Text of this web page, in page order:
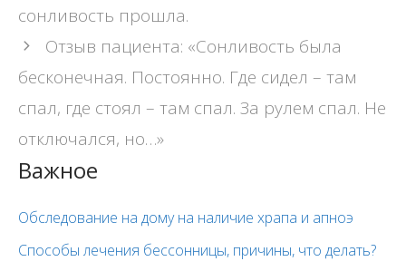
сонливость прошла.
Отзыв пациента: «Сонливость была
бесконечная. Постоянно. Где сидел – там
спал, где стоял – там спал. За рулем спал. Не
отключался, но…»
Важное
Обследование на дому на наличие храпа и апноэ
Способы лечения бессонницы, причины, что делать?